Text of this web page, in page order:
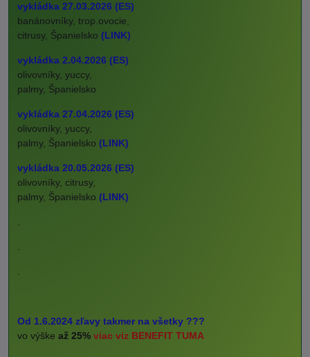
vykládka 27.03.2026 (ES)
banánovníky, trop.ovocie,
citrusy, Španielsko (LINK)
vykládka 2.04.2026 (ES)
olivovníky, yuccy,
palmy, Španielsko
vykládka 27.04.2026 (ES)
olivovníky, yuccy,
palmy, Španielsko (LINK)
vykládka 20.05.2026 (ES)
olivovníky, citrusy,
palmy, Španielsko (LINK)
.
.
.
Od 1.6.2024 zľavy takmer na všetky ???
vo výške až 25% viac viz BENEFIT TUMA